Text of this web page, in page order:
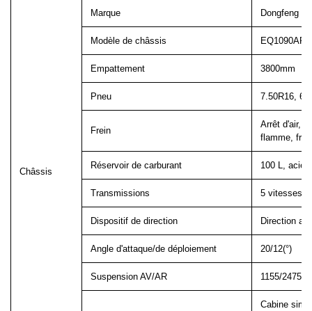
Châssis
Marque Dongfeng
Modèle de châssis EQ1090AF
Empattement 3800mm
Pneu 7.50R16,
Frein
Arrêt d'air,
flamme,
Réservoir de carburant 100 L, acier
Transmissions 5 vitesses
Dispositif de direction Direction
Angle d'attaque/de déploiement 20/12(°)
Suspension AV/AR 1155/2475
Cabine